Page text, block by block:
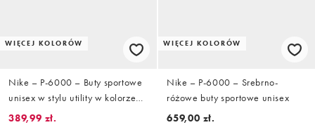
WIĘCEJ KOLORÓW
Nike – P-6000 – Buty sportowe
unisex w stylu utility w kolorze
kredowym i jasnofioletowym
389,99 zł.
WIĘCEJ KOLORÓW
Nike – P-6000 – Srebrno-
różowe buty sportowe unisex
659,00 zł.